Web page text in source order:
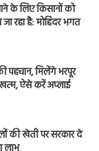
के लिए किसानों को
रहा है: मोहिंदर भगत
पहचान, मिलेंगे भरपूर
ऐसे करें अप्लाई
की खेती पर सरकार दे